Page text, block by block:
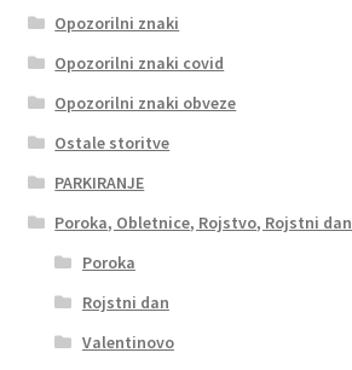
Opozorilni znaki
Opozorilni znaki covid
Opozorilni znaki obveze
Ostale storitve
PARKIRANJE
Poroka, Obletnice, Rojstvo, Rojstni dan
Poroka
Rojstni dan
Valentinovo